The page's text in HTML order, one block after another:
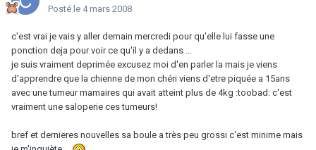
Posté le 4 mars 2008
c'est vrai je vais y aller demain mercredi pour qu'elle lui fasse une
ponction deja pour voir ce qu'il y a dedans ...
je suis vraiment deprimée excusez moi d'en parler la mais je viens
d'apprendre que la chienne de mon chéri viens d'etre piquée a 15ans
avec une tumeur mamaires qui avait atteint plus de 4kg :toobad: c'est
vraiment une saloperie ces tumeurs!
bref et dernieres nouvelles sa boule a très peu grossi c'est minime mais